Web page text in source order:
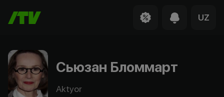
UZ
Сьюзан Бломмарт
Aktyor